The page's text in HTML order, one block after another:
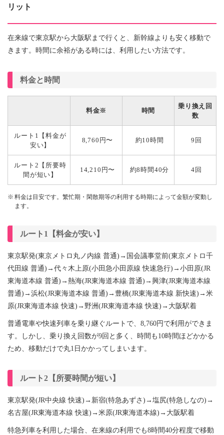
リット
在来線で東京駅から大阪駅まで行くと、新幹線よりも安く移動で
きます。時間に余裕がある時には、利用したい方法です。
料金と時間
料金※ 時間
乗り換え回
数
ルート1【料金が
安い】
8,760円〜 約10時間 9回
ルート2【所要時
間が短い】
14,210円〜 約8時間40分 4回
料金は目安です。繁忙期・閑散期等の利用する時期によって金額が変動し
ます。
ルート1【料金が安い】
東京駅発(東京メトロ丸ノ内線 普通)→国会議事堂前(東京メトロ千
代田線 普通)→代々木上原(小田急小田原線 快速急行)→小田原(JR
東海道本線 普通)→熱海(JR東海道本線 普通)→興津(JR東海道本線
普通)→浜松(JR東海道本線 普通)→豊橋(JR東海道本線 新快速)→米
原(JR東海道本線 快速)→野洲(JR東海道本線 快速)→大阪駅着
普通電車や快速列車を乗り継ぐルートで、8,760円で利用ができま
す。しかし、乗り換え回数が9回と多く、時間も10時間ほどかかる
ため、移動だけで丸1日かかってしまいます。
ルート2【所要時間が短い】
東京駅発(JR中央線 快速)→新宿(特急あずさ)→塩尻(特急しなの)→
名古屋(JR東海道本線 快速)→米原(JR東海道本線)→大阪駅着
特急列車を利用した場合、在来線の利用でも8時間40分程度で移動